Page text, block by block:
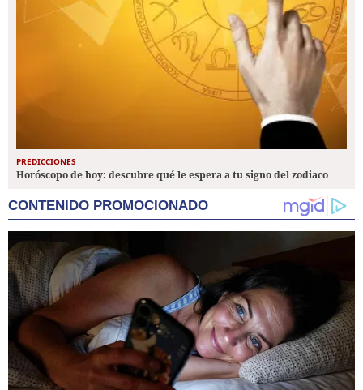
PREDICCIONES
Horóscopo de hoy: descubre qué le espera a tu signo del zodiaco
CONTENIDO PROMOCIONADO